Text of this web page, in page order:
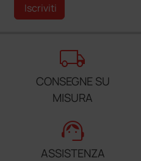
Iscriviti
local_shipping
CONSEGNE SU
MISURA
support_agent
ASSISTENZA